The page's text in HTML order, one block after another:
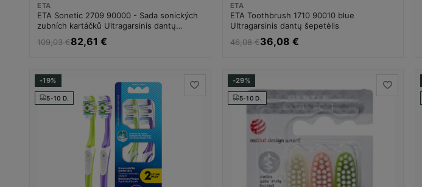
ETA
ETA Sonetic 2709 90000 - Sada sonických
zubních kartáčků Ultragarsinis dantų
šepetėlis Unisex
109,03 €82,61 €
ETA
ETA Toothbrush 1710 90010 blue
Ultragarsinis dantų šepetėlis
46,08 €36,08 €
-19%
5-10 D.
-29%
5-10 D.